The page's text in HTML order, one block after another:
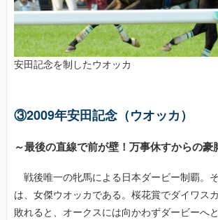
安田記念を制したウオッカ
③2009年安田記念（ウオッカ）
～最後の直線で前が壁！万事休すからの豪
戦後唯一の牝馬による日本ダービー制覇。
は、女傑ウオッカである。桜花賞でダイワス
敗れると、オークスには向かわずダービーへ